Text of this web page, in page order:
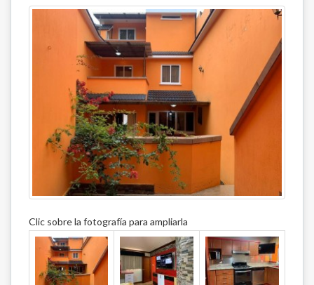
Clic sobre la fotografía para ampliarla